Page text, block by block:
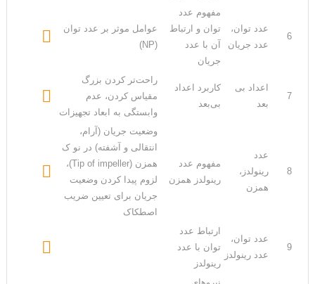
6
عدد توان،
عدد جریان
مفهوم عدد
توان و ارتباط
آن با عدد
جریان
عوامل موثر بر عدد توان
(NP)

7
اعداد بی
بعد
کاربرد اعداد
بی‌بعد
راحت‌تر کردن بزرگ
مقیاس کردن، عدم
وابستگی به ابعاد تجهیزات

8
عدد
رینولدز،
همزن
مفهوم عدد
رینولدز همزن
وضعیت جریان (آرام،
انتقالی و آشفته) در نو ک
همزن (Tip of impeller)،
لزوم پیدا کردن وضعیت
جریان برای تعیین ضریب
اصطکاک

9
عدد توان،
عدد رینولدز
ارتباط عدد
توان با عدد
رینولدز
